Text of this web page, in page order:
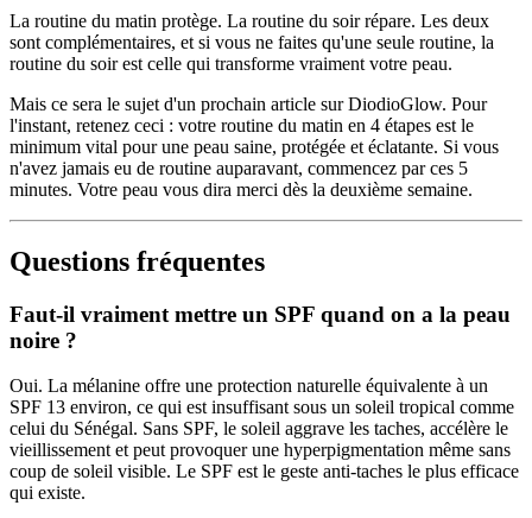
La routine du matin protège. La routine du soir répare. Les deux
sont complémentaires, et si vous ne faites qu'une seule routine, la
routine du soir est celle qui transforme vraiment votre peau.
Mais ce sera le sujet d'un prochain article sur DiodioGlow. Pour
l'instant, retenez ceci : votre routine du matin en 4 étapes est le
minimum vital pour une peau saine, protégée et éclatante. Si vous
n'avez jamais eu de routine auparavant, commencez par ces 5
minutes. Votre peau vous dira merci dès la deuxième semaine.
Questions fréquentes
Faut-il vraiment mettre un SPF quand on a la peau
noire ?
Oui. La mélanine offre une protection naturelle équivalente à un
SPF 13 environ, ce qui est insuffisant sous un soleil tropical comme
celui du Sénégal. Sans SPF, le soleil aggrave les taches, accélère le
vieillissement et peut provoquer une hyperpigmentation même sans
coup de soleil visible. Le SPF est le geste anti-taches le plus efficace
qui existe.